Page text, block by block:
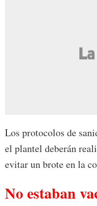
Los protocolos de
el plantel deberán
evitar un brote en la
No estaban